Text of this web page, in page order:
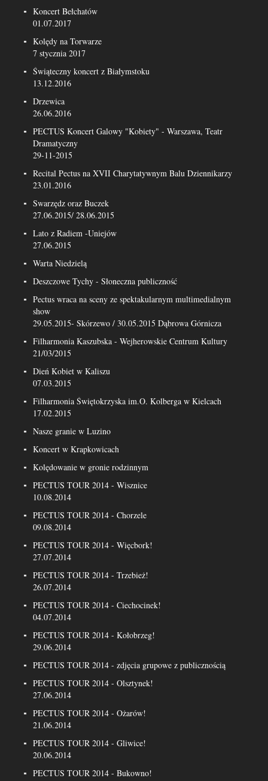
Koncert Bełchatów
01.07.2017
Kolędy na Torwarze
7 stycznia 2017
Świąteczny koncert z Białymstoku
13.12.2016
Drzewica
26.06.2016
PECTUS Koncert Galowy "Kobiety" - Warszawa, Teatr
Dramatyczny
29-11-2015
Recital Pectus na XVII Charytatywnym Balu Dziennikarzy
23.01.2016
Swarzędz oraz Buczek
27.06.2015/ 28.06.2015
Lato z Radiem -Uniejów
27.06.2015
Warta Niedzielą
Deszczowe Tychy - Słoneczna publiczność
Pectus wraca na sceny ze spektakularnym multimedialnym
show
29.05.2015- Skórzewo / 30.05.2015 Dąbrowa Górnicza
Filharmonia Kaszubska - Wejherowskie Centrum Kultury
21/03/2015
Dień Kobiet w Kaliszu
07.03.2015
Filharmonia Świętokrzyska im.O. Kolberga w Kielcach
17.02.2015
Nasze granie w Luzino
Koncert w Krapkowicach
Kolędowanie w gronie rodzinnym
PECTUS TOUR 2014 - Wisznice
10.08.2014
PECTUS TOUR 2014 - Chorzele
09.08.2014
PECTUS TOUR 2014 - Więcbork!
27.07.2014
PECTUS TOUR 2014 - Trzebież!
26.07.2014
PECTUS TOUR 2014 - Ciechocinek!
04.07.2014
PECTUS TOUR 2014 - Kołobrzeg!
29.06.2014
PECTUS TOUR 2014 - zdjęcia grupowe z publicznością
PECTUS TOUR 2014 - Olsztynek!
27.06.2014
PECTUS TOUR 2014 - Ożarów!
21.06.2014
PECTUS TOUR 2014 - Gliwice!
20.06.2014
PECTUS TOUR 2014 - Bukowno!